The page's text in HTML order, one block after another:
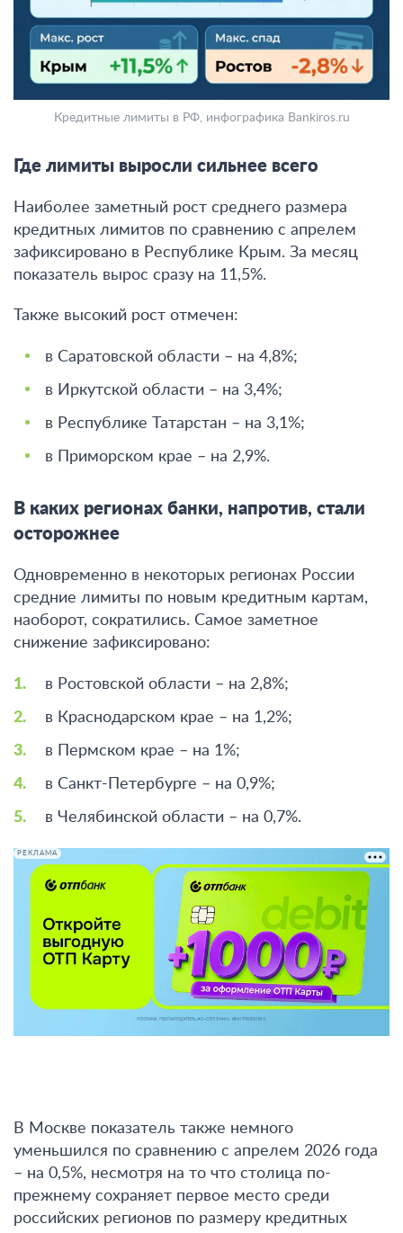
Кредитные лимиты в РФ, инфографика Bankiros.ru
Где лимиты выросли сильнее всего
Наиболее заметный рост среднего размера
кредитных лимитов по сравнению с апрелем
зафиксировано в Республике Крым. За месяц
показатель вырос сразу на 11,5%.
Также высокий рост отмечен:
в Саратовской области – на 4,8%;
в Иркутской области – на 3,4%;
в Республике Татарстан – на 3,1%;
в Приморском крае – на 2,9%.
В каких регионах банки, напротив, стали
осторожнее
Одновременно в некоторых регионах России
средние лимиты по новым кредитным картам,
наоборот, сократились. Самое заметное
снижение зафиксировано:
в Ростовской области – на 2,8%;
в Краснодарском крае – на 1,2%;
в Пермском крае – на 1%;
в Санкт-Петербурге – на 0,9%;
в Челябинской области – на 0,7%.
РЕКЛАМА
В Москве показатель также немного
уменьшился по сравнению с апрелем 2026 года
– на 0,5%, несмотря на то что столица по-
прежнему сохраняет первое место среди
российских регионов по размеру кредитных